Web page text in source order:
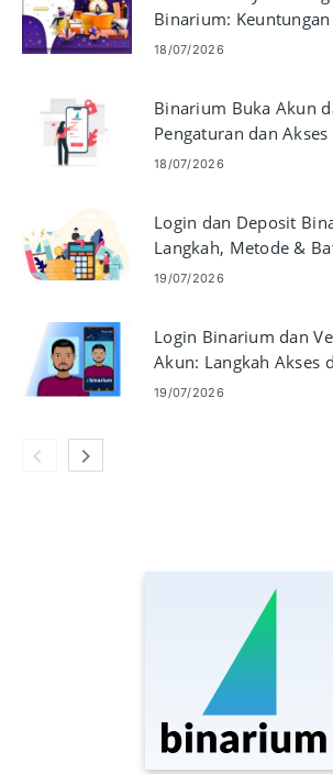
Binarium: Keuntungan
Pertimbangan
18/07/2026
Binarium Buka Akun
Pengaturan dan
18/07/2026
Login dan Deposit
Langkah, Metode &
Pembayaran
19/07/2026
Login Binarium dan
Akun: Langkah Akses
Dokumen
19/07/2026